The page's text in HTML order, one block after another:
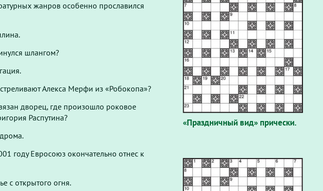
жанров особенно прославился
шлангом?
Алекса Мерфи из «Робокопа»?
дворец, где произошло роковое
Распутина?
году Евросоюз окончательно отнес к
с открытого огня.
«Праздничный вид» прически.